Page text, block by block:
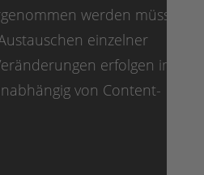
werden müssen.
einzelner
erfolgen im
von Content-